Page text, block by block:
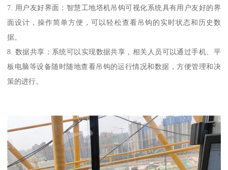
7. 用户友好界面：智慧工地塔机吊钩可视化系统具有用户友好的界
面设计，操作简单方便，可以轻松查看吊钩的实时状态和历史数
据。
8. 数据共享：系统可以实现数据共享，相关人员可以通过手机、平
板电脑等设备随时随地查看吊钩的运行情况和数据，方便管理和决
策的进行。